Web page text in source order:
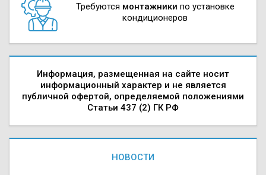
Требуются монтажники по установке
кондиционеров
Информация, размещенная на сайте носит
информационный характер и не является
публичной офертой, определяемой положениями
Статьи 437 (2) ГК РФ
НОВОСТИ